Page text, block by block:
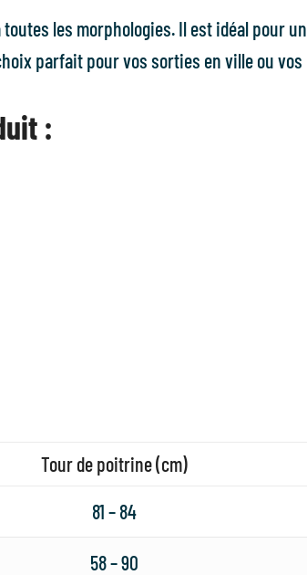
toutes les morphologies. Il est idéal pour
parfait pour vos sorties en ville ou
:
Tour de poitrine (cm)
81 – 84
58 – 90